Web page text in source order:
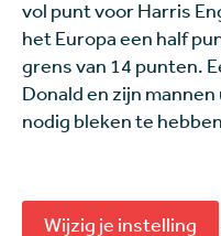
vol punt voor Harris
het Europa een half
grens van 14 punten.
Donald en zijn
nodig bleken te
Wijzig je instelling